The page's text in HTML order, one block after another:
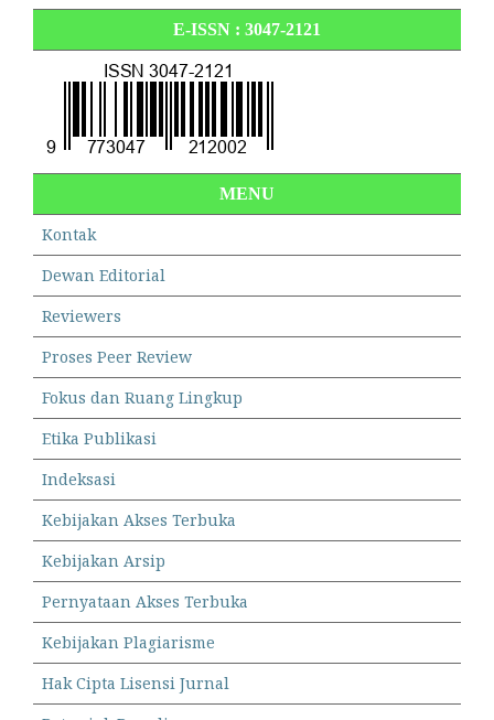
E-ISSN : 3047-2121
MENU
Kontak
Dewan Editorial
Reviewers
Proses Peer Review
Fokus dan Ruang Lingkup
Etika Publikasi
Indeksasi
Kebijakan Akses Terbuka
Kebijakan Arsip
Pernyataan Akses Terbuka
Kebijakan Plagiarisme
Hak Cipta Lisensi Jurnal